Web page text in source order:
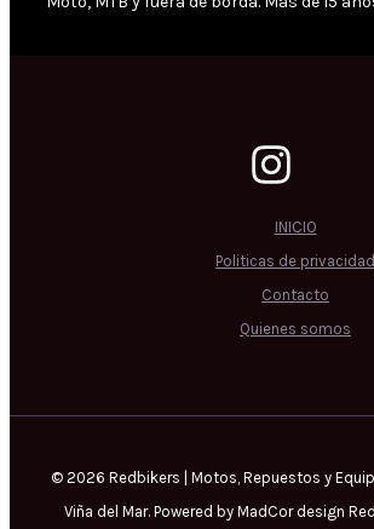
INICIO
Politicas de privacidad
Contacto
Quienes somos
© 2026 Redbikers | Motos, Repuestos y
Viña del Mar. Powered by MadCor design